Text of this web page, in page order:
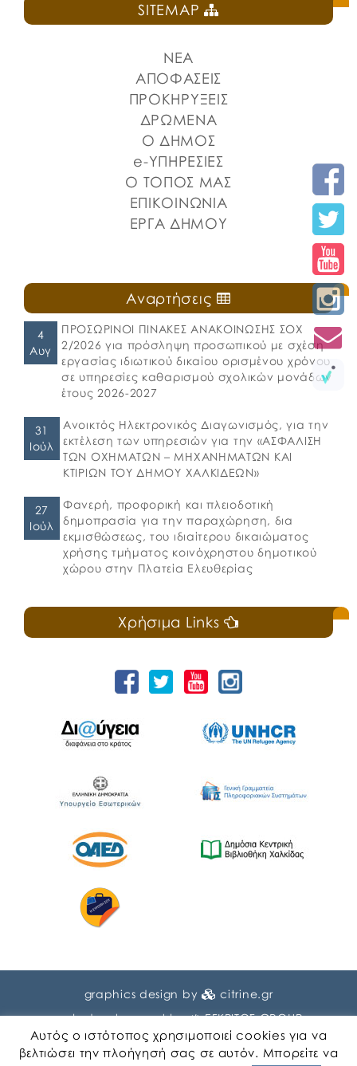
SITEMAP
ΝΕΑ
ΑΠΟΦΑΣΕΙΣ
ΠΡΟΚΗΡΥΞΕΙΣ
ΔΡΩΜΕΝΑ
Ο ΔΗΜΟΣ
e-ΥΠΗΡΕΣΙΕΣ
Ο ΤΟΠΟΣ ΜΑΣ
ΕΠΙΚΟΙΝΩΝΙΑ
ΕΡΓΑ ΔΗΜΟΥ
Αναρτήσεις
4
Αυγ
ΠΡΟΣΩΡΙΝΟΙ ΠΙΝΑΚΕΣ ΑΝΑΚΟΙΝΩΣΗΣ ΣΟΧ
2/2026 για πρόσληψη προσωπικού με σχέση
εργασίας ιδιωτικού δικαίου ορισμένου χρόνου
σε υπηρεσίες καθαρισμού σχολικών μονάδων
έτους 2026-2027
31
Ιούλ
Ανοικτός Ηλεκτρονικός Διαγωνισμός, για την
εκτέλεση των υπηρεσιών για την «ΑΣΦΑΛΙΣΗ
ΤΩΝ ΟΧΗΜΑΤΩΝ – ΜΗΧΑΝΗΜΑΤΩΝ ΚΑΙ
ΚΤΙΡΙΩΝ ΤΟΥ ΔΗΜΟΥ ΧΑΛΚΙΔΕΩΝ»
27
Ιούλ
Φανερή, προφορική και πλειοδοτική
δημοπρασία για την παραχώρηση, δια
εκμισθώσεως, του ιδιαίτερου δικαιώματος
χρήσης τμήματος κοινόχρηστου δημοτικού
χώρου στην Πλατεία Ελευθερίας
Χρήσιμα Links
graphics design by
citrine.gr
web development by
ΕΓΚΡΙΤΟΣ GROUP
Αυτός ο ιστότοπος χρησιμοποιεί cookies για να
βελτιώσει την πλοήγησή σας σε αυτόν. Μπορείτε να